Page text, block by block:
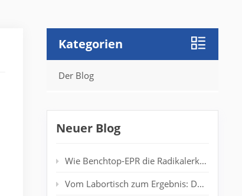
Kategorien
Der Blog
Neuer Blog
Wie Benchtop-EPR die Radikalerkennung in Polymerlaboren verbessert
Vom Labortisch zum Ergebnis: Desktop-EPR für die Echtzeit-Spinanalyse